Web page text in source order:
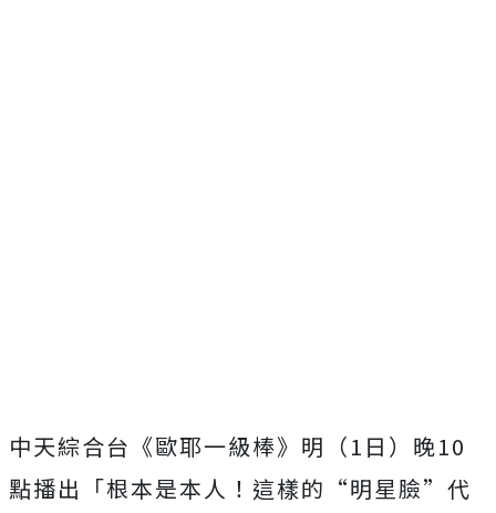
中天綜合台《歐耶一級棒》明（1 日）晚10
點播出「根本是本人！ 這樣的“明星臉”代